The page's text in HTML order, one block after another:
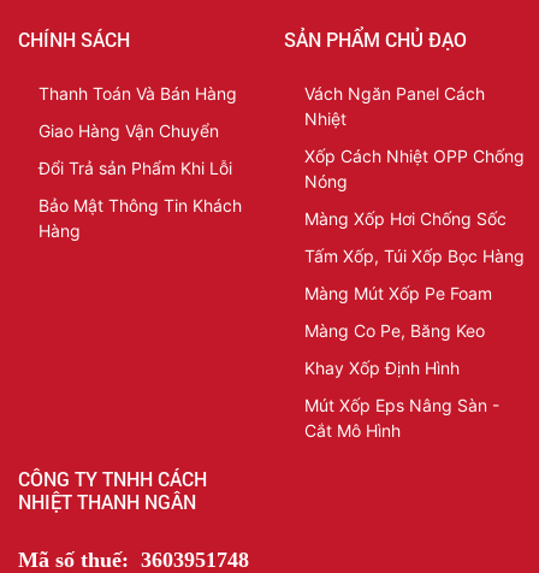
CHÍNH SÁCH
Thanh Toán Và Bán Hàng
Giao Hàng Vận Chuyển
Đổi Trả sản Phẩm Khi Lỗi
Bảo Mật Thông Tin Khách
Hàng
SẢN PHẨM CHỦ ĐẠO
Vách Ngăn Panel Cách
Nhiệt
Xốp Cách Nhiệt OPP Chống
Nóng
Màng Xốp Hơi Chống Sốc
Tấm Xốp, Túi Xốp Bọc Hàng
Màng Mút Xốp Pe Foam
Màng Co Pe, Băng Keo
Khay Xốp Định Hình
Mút Xốp Eps Nâng Sàn -
Cắt Mô Hình
CÔNG TY TNHH CÁCH
NHIỆT THANH NGÂN
Mã số thuế: 3603951748